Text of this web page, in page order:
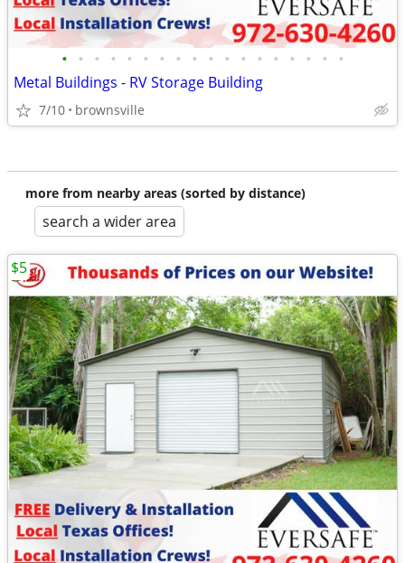
• • • • • • • • • • • • • • • • • •
Metal Buildings - RV Storage Building
7/10 brownsville
more from nearby areas (sorted by distance)
search a wider area
$5